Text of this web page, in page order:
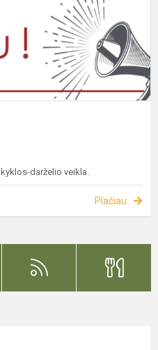
darželio veikla.
Plačiau